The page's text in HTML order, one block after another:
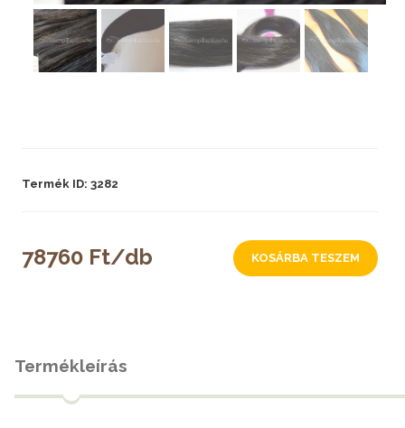
Termék ID: 3282
78760 Ft/db
Termékleírás